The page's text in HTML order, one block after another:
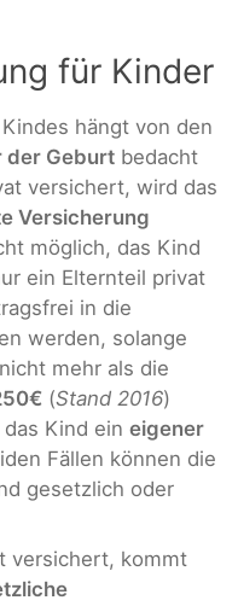
für Kinder
hängt von den
der Geburt bedacht
versichert, wird das
Versicherung
möglich, das Kind
ein Elternteil privat
in die
werden, solange
mehr als die
(Stand 2016)
Kind ein eigener
Fällen können die
gesetzlich oder
versichert, kommt